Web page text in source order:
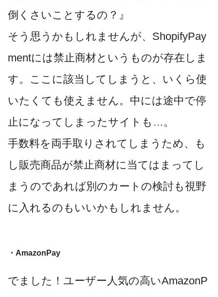
倒くさいことするの？』
そう思うかもしれませんが、ShopifyPay
mentには禁止商材というものが存在しま
す。ここに該当してしまうと、いくら使
いたくても使えません。中には途中で停
止になってしまったサイトも…。
手数料を両手取りされてしまうため、も
し販売商品が禁止商材に当てはまってし
まうのであれば別のカートの検討も視野
に入れるのもいいかもしれません。
・AmazonPay
でました！ユーザー人気の高いAmazonP